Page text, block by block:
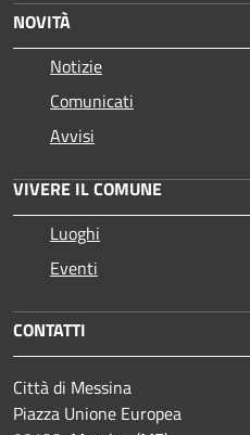
NOVITÀ
Notizie
Comunicati
Avvisi
VIVERE IL COMUNE
Luoghi
Eventi
CONTATTI
Città di Messina
Piazza Unione Europea